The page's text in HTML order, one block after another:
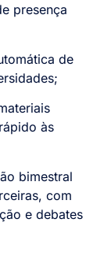
presença
de
às
bimestral
com
e debates